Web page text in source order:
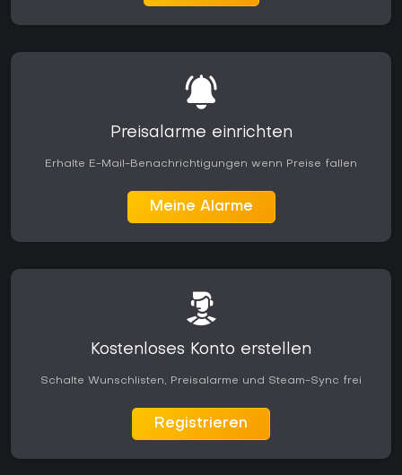
Preisalarme einrichten
Erhalte E-Mail-Benachrichtigungen wenn Preise fallen
Meine Alarme
Kostenloses Konto erstellen
Schalte Wunschlisten, Preisalarme und Steam-Sync frei
Registrieren